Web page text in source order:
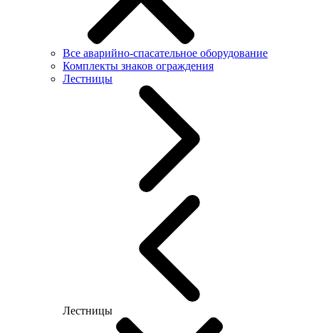
Все аварийно-спасательное оборудование
Комплекты знаков ограждения
Лестницы
Лестницы